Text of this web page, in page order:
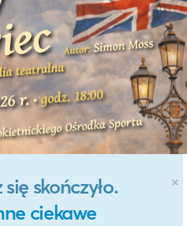
×
skończyło.
ciekawe